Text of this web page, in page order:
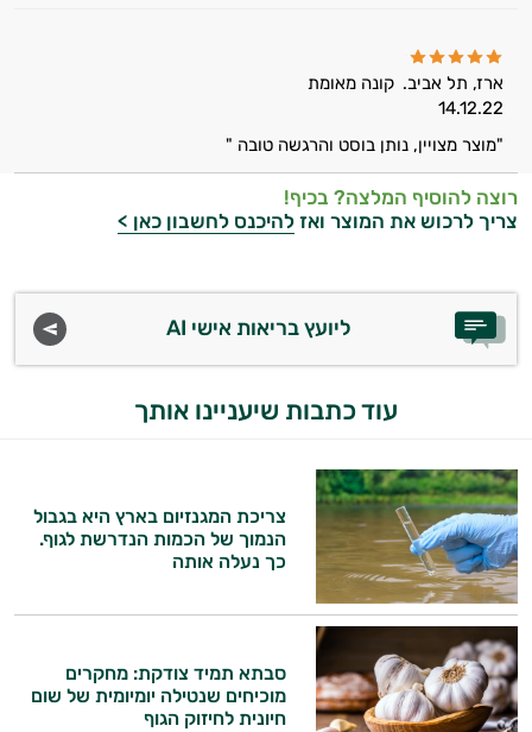
ארז, תל אביב. קונה מאומת
14.12.22
"מוצר מצויין, נותן בוסט והרגשה טובה "
רוצה להוסיף המלצה? בכיף!
צריך לרכוש את המוצר ואז להיכנס לחשבון כאן >
ליועץ בריאות אישי AI
עוד כתבות שיעניינו אותך
צריכת המגנזיום בארץ היא בגבול
הנמוך של הכמות הנדרשת לגוף.
כך נעלה אותה
סבתא תמיד צודקת: מחקרים
מוכיחים שנטילה יומיומית של שום
חיונית לחיזוק הגוף